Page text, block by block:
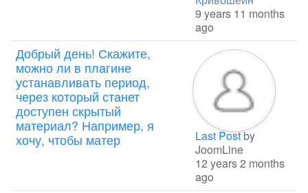
9 years 11 months
ago
Добрый день! Скажите,
можно ли в плагине
устанавливать период,
через который станет
доступен скрытый
материал? Например, я
хочу, чтобы матер
Last Postby
JoomLine
12 years 2 months
ago